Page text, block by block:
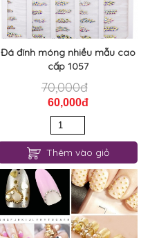
Đá đính móng nhiều mẫu cao
cấp 1057
70,000đ
60,000đ
Thêm vào giỏ